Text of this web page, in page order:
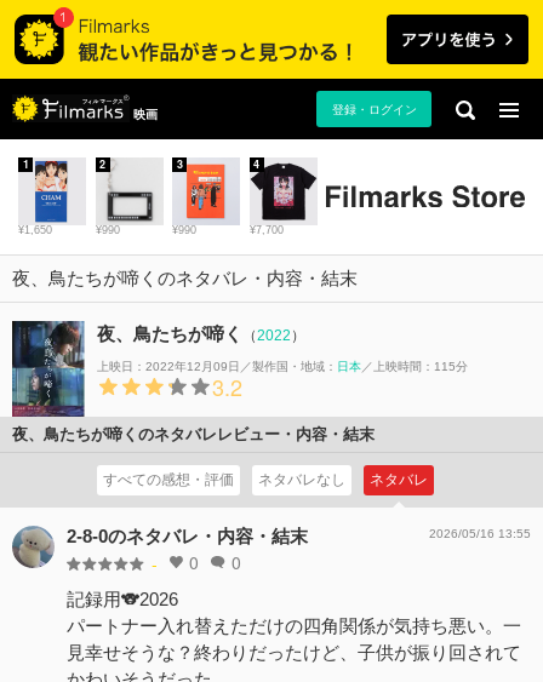
映画 登録・ログイン
¥1,650
1
¥990
2
¥990
3
¥7,700
4
夜、鳥たちが啼くのネタバレ・内容・結末
夜、鳥たちが啼く （2022 ）
上映日：2022年12月09日 製作国・地域： 日本 上映時間：115分
3.2
夜、鳥たちが啼くのネタバレレビュー・内容・結末
すべての感想・評価 ネタバレなし ネタバレ
2-8-0のネタバレ・内容・結末
- 0 0
2026/05/16 13:55
記録用🐨2026
パートナー入れ替えただけの四角関係が気持ち悪い。一
見幸せそうな？終わりだったけど、子供が振り回されて